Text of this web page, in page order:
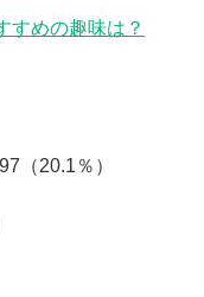
すめの趣味は？
（20.1％）